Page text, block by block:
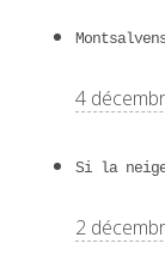
4
Si la
2